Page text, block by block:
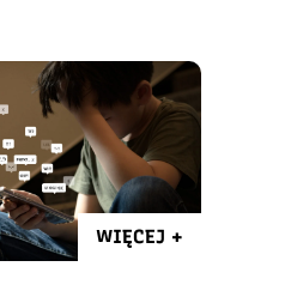
WIĘCEJ +